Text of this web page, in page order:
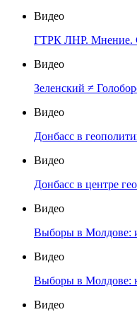
Видео
ГТРК ЛНР. Мнение.
Видео
Зеленский ≠
Видео
Донбасс в
Видео
Донбасс в центре
Видео
Выборы в Молдове:
Видео
Выборы в Молдове:
Видео